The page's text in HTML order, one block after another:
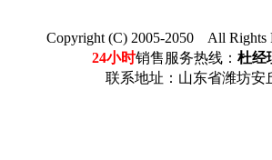
Copyright (C) 2005-2050 All
24小时销售服务热线： 杜经
联系地址：山东省潍坊